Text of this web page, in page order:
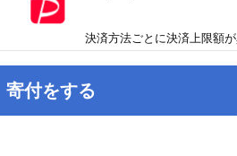
寄付をする
決済方法ごとに決済上限額が